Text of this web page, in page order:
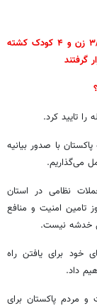
حمله موشکی پاکستان به روستای مرزی ایران تایید شد /۳ زن و ۴ کودک کشته
گرفتند
تایید کرد.
با صدور بیانیه
می‌گذاریم.
نظامی در استان
تامین امنیت و منافع
خدشه نیست.
خود برای یافتن راه
داد.
و مردم پاکستان برای